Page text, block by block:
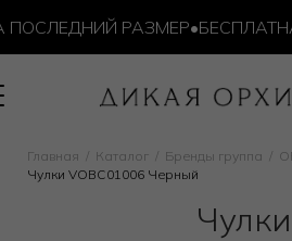
РАЗМЕР•
Главная Каталог Бренды группа
Чулки VOBC01006 Черный
Чулки